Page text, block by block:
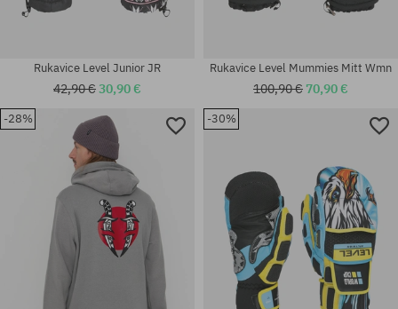
Dostupné veľkosti:
Rukavice Level Junior JR
42,90 €30,90 €
Rukavice Level Mummies Mitt Wmn
100,90 € 70,90 €
-28% -30%